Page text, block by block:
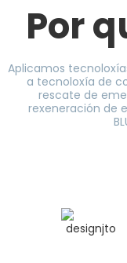
Por
Aplicamos
a tecnoloxía de
rescate de
rexeneración de